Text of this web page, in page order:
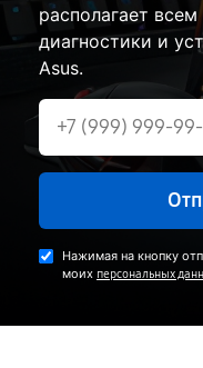
располагает
диагностики и
Asus.
Нажимая на кнопку
моих персональных